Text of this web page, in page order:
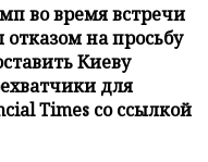
во время встречи
на просьбу
Киеву
для
Times со ссылкой